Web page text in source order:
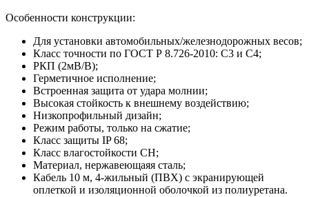
Особенности конструкции:
Для установки автомобильных/железнодорожных весов;
Класс точности по ГОСТ Р 8.726-2010: C3 и C4;
РКП (2мВ/В);
Герметичное исполнение;
Встроенная защита от удара молнии;
Высокая стойкость к внешнему воздействию;
Низкопрофильный дизайн;
Режим работы, только на сжатие;
Класс защиты IP 68;
Класс влагостойкости CH;
Материал, нержавеющаяя сталь;
Кабель 10 м, 4-жильный (ПВХ) с экранирующей
оплеткой и изоляционной оболочкой из полиуретана.